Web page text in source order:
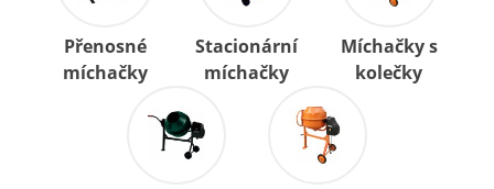
Přenosné
míchačky
Stacionární
míchačky
Míchačky s
kolečky